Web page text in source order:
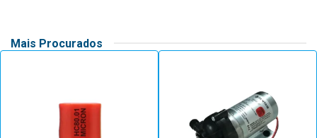
Mais Procurados